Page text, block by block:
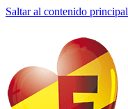
Saltar al contenido principal